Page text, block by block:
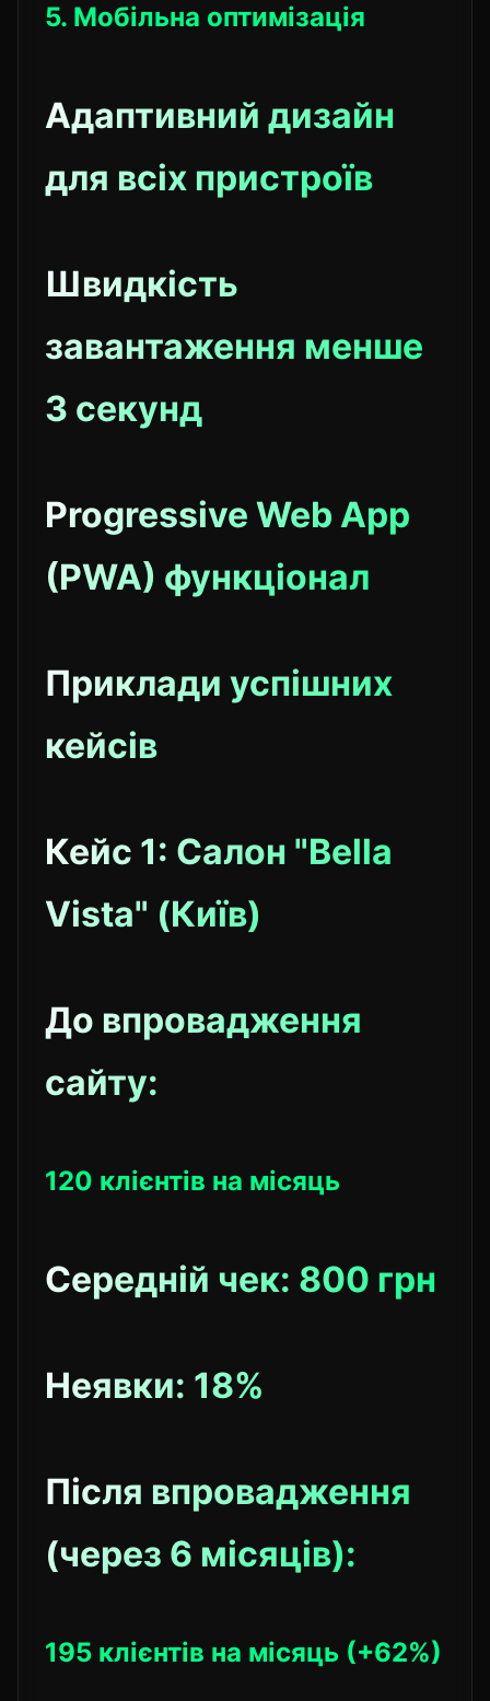
5. Мобільна оптимізація
Адаптивний дизайн
для всіх пристроїв
Швидкість
завантаження менше
3 секунд
Progressive Web App
(PWA) функціонал
Приклади успішних
кейсів
Кейс 1: Салон "Bella
Vista" (Київ)
До впровадження
сайту:
120 клієнтів на місяць
Середній чек: 800 грн
Неявки: 18%
Після впровадження
(через 6 місяців):
195 клієнтів на місяць (+62%)